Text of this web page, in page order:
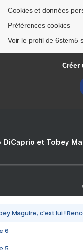
Cookies et données
Préférences cookies
Voir le profil de 6stem5
Créer
DiCaprio et Tobey
Maguire, c'est lui !
6
5